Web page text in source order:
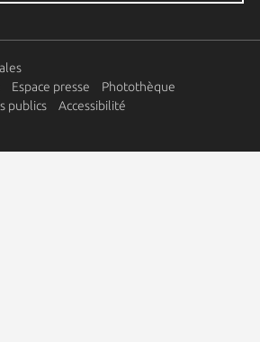
Espace presse
Photothèque
publics Accessibilité